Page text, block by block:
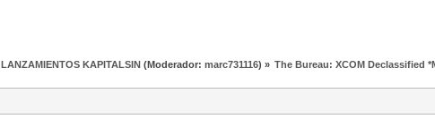
LANZAMIENTOS KAPITALSIN (Moderador:marc731116) » The Bureau: XCOM Declassified